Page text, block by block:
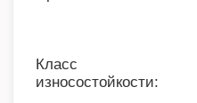
Класс
износостойкости: